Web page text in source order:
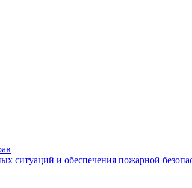
ситуаций и обеспечения пожарной